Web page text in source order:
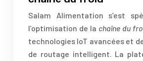
Salam Alimentation s’est
l’optimisation de la chaîne du
technologies IoT avancées et
de routage intelligent. La